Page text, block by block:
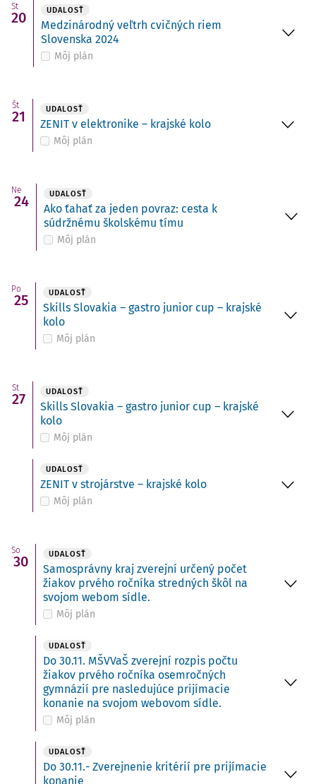
St
20 UDALOSŤ
Medzinárodný veľtrh cvičných riem
Slovenska 2024
Môj plán
Št
21 UDALOSŤ
ZENIT v elektronike – krajské kolo
Môj plán
Ne
24 UDALOSŤ
Ako ťahať za jeden povraz: cesta k
súdržnému školskému tímu
Môj plán
Po
25 UDALOSŤ
Skills Slovakia – gastro junior cup – krajské
kolo
Môj plán
St
27 UDALOSŤ
Skills Slovakia – gastro junior cup – krajské
kolo
Môj plán
UDALOSŤ
ZENIT v strojárstve – krajské kolo
Môj plán
So
30 UDALOSŤ
Samosprávny kraj zverejní určený počet
žiakov prvého ročníka stredných škôl na
svojom webom sídle.
Môj plán
UDALOSŤ
Do 30.11. MŠVVaŠ zverejní rozpis počtu
žiakov prvého ročníka osemročných
gymnázií pre nasledujúce prijímacie
konanie na svojom webovom sídle.
Môj plán
UDALOSŤ
Do 30.11.- Zverejnenie kritérií pre prijímacie
konanie